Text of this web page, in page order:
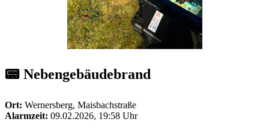
📟 Nebengebäudebrand
Ort: Wernersberg, Maisbachstraße
Alarmzeit: 09.02.2026, 19:58 Uhr